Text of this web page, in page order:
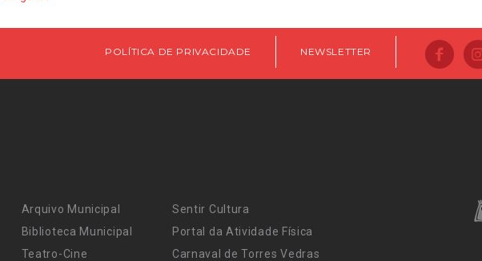
POLÍTICA DE PRIVACIDADE NEWSLETTER
Arquivo Municipal
Biblioteca Municipal
Teatro-Cine
Sentir Cultura
Portal da Atividade Física
Carnaval de Torres Vedras